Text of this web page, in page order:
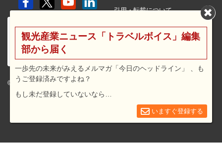
© 2026 travel voice.
引用・転載について
利用規約
広告メニュー・料金
観光産業ニュース「トラベルボイス」編集
部から届く
一歩先の未来がみえるメルマガ「今日のヘッドライン」 、も
うご登録済みですよね？
もし未だ登録していないなら…
いますぐ登録する